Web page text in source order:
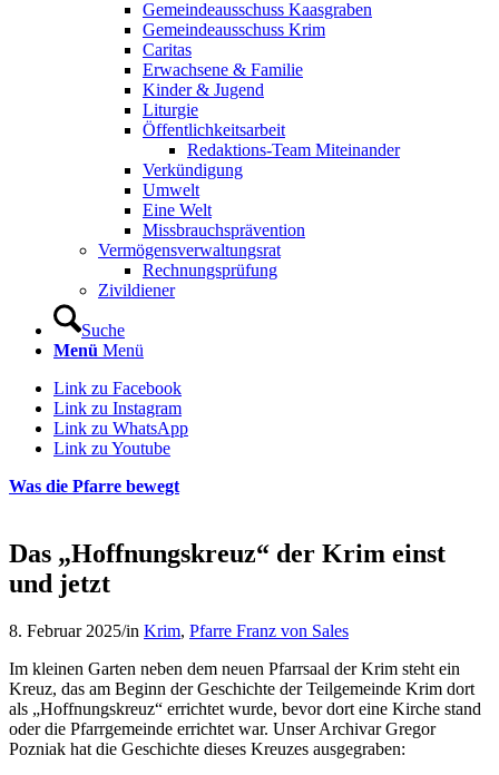
Gemeindeausschuss Kaasgraben
Gemeindeausschuss Krim
Caritas
Erwachsene & Familie
Kinder & Jugend
Liturgie
Öffentlichkeitsarbeit
Redaktions-Team Miteinander
Verkündigung
Umwelt
Eine Welt
Missbrauchsprävention
Vermögensverwaltungsrat
Rechnungsprüfung
Zivildiener
Suche
Menü Menü
Link zu Facebook
Link zu Instagram
Link zu WhatsApp
Link zu Youtube
Was die Pfarre bewegt
Das „Hoffnungskreuz“ der Krim einst
und jetzt
8. Februar 2025/in Krim, Pfarre Franz von Sales
Im kleinen Garten neben dem neuen Pfarrsaal der Krim steht ein
Kreuz, das am Beginn der Geschichte der Teilgemeinde Krim dort
als „Hoffnungskreuz“ errichtet wurde, bevor dort eine Kirche stand
oder die Pfarrgemeinde errichtet war. Unser Archivar Gregor
Pozniak hat die Geschichte dieses Kreuzes ausgegraben: